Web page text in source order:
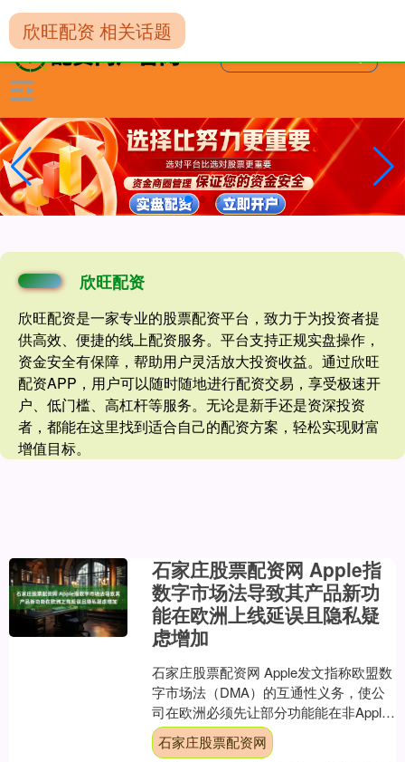
-->
欣旺配资
欣旺配资是一家专业的股票配资平台，致力于为投资者提
供高效、便捷的线上配资服务。平台支持正规实盘操作，
资金安全有保障，帮助用户灵活放大投资收益。通过欣旺
配资APP，用户可以随时随地进行配资交易，享受极速开
户、低门槛、高杠杆等服务。无论是新手还是资深投资
者，都能在这里找到适合自己的配资方案，轻松实现财富
增值目标。
欣旺配资 相关话题
石家庄股票配资网 Apple指
数字市场法导致其产品新功
能在欧洲上线延误且隐私疑
虑增加
石家庄股票配资网 Apple发文指称欧盟数
字市场法（DMA）的互通性义务，使公
司在欧洲必须先让部分功能能在非Apple
设备或第三方服务上运行，才可提供给
用户，导....
石家庄股票配资网